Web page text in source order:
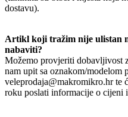
dostavu).
Artikl koji tražim nije ulistan
nabaviti?
Možemo provjeriti dobavljivost
nam upit sa oznakom/modelom
veleprodaja@makromikro.hr te
roku poslati informacije o cijeni